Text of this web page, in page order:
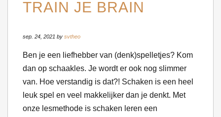
TRAIN JE BRAIN
sep. 24, 2021 by svtheo
Ben je een liefhebber van (denk)spelletjes? Kom
dan op schaakles. Je wordt er ook nog slimmer
van. Hoe verstandig is dat?! Schaken is een heel
leuk spel en veel makkelijker dan je denkt. Met
onze lesmethode is schaken leren een